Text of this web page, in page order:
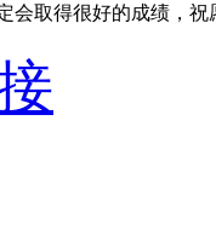
会取得很好的成绩，